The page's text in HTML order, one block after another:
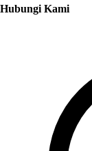
Hubungi Kami